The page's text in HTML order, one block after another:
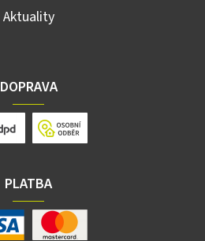
Aktuality
DOPRAVA
PLATBA